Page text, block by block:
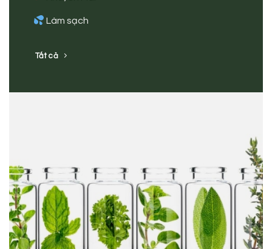
Làm sạch
Tất cả